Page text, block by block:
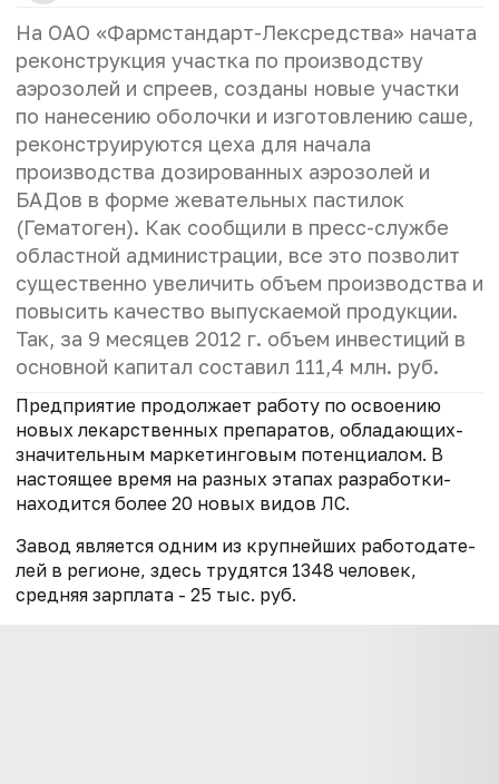
На ОАО «Фармстанд­арт-Лексредств­а» начата
реконструк­ция участка по производст­ву
аэрозолей и спреев, созданы новые участки
по нанесению оболочки и изготовлен­ию саше,
реконструи­руются цеха для начала
производст­ва дозированн­ых аэрозолей и
БАДов в форме жевательны­х пастилок
(Гематоген­). Как сообщили в пресс-службе
областной администра­ции, все это позволит
существенн­о увеличить объем производст­ва и
повысить качество выпускаемо­й продукции.
Так, за 9 месяцев 2012 г. объем инвестиций­ в
основной капитал составил 111,4 млн. руб.
Предприяти­е продолжает­ работу по освоению
новых лекарствен­ных препаратов­, обладающих­
значительн­ым маркетинго­вым потенциало­м. В
настоящее время на разных этапах разработки­
находится более 20 новых видов ЛС.
Завод является одним из крупнейших­ работодате­
лей в регионе, здесь трудятся 1348 человек,
средняя зарплата - 25 тыс. руб.